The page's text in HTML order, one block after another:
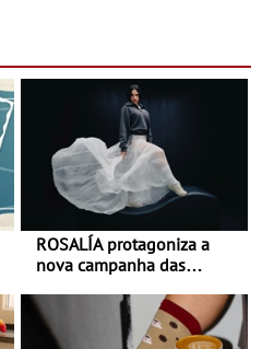
ROSALÍA protagoniza a
nova campanha das
Balance